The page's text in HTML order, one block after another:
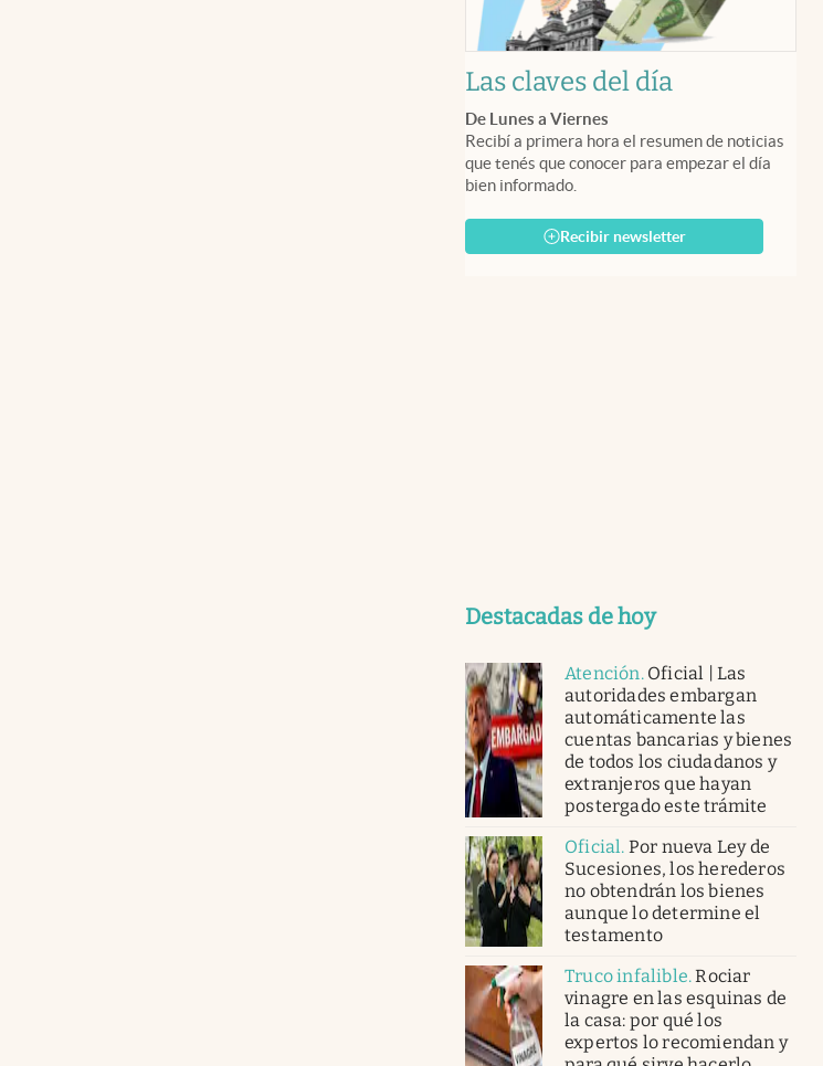
Las claves del día
De Lunes a Viernes
Recibí a primera hora el resumen de noticias
que tenés que conocer para empezar el día
bien informado.
Recibir newsletter
Destacadas de hoy
Atención. Oficial | Las
autoridades embargan
automáticamente las
cuentas bancarias y bienes
de todos los ciudadanos y
extranjeros que hayan
postergado este trámite
Oficial. Por nueva Ley de
Sucesiones, los herederos
no obtendrán los bienes
aunque lo determine el
testamento
Truco infalible.Rociar
vinagre en las esquinas de
la casa: por qué los
expertos lo recomiendan y